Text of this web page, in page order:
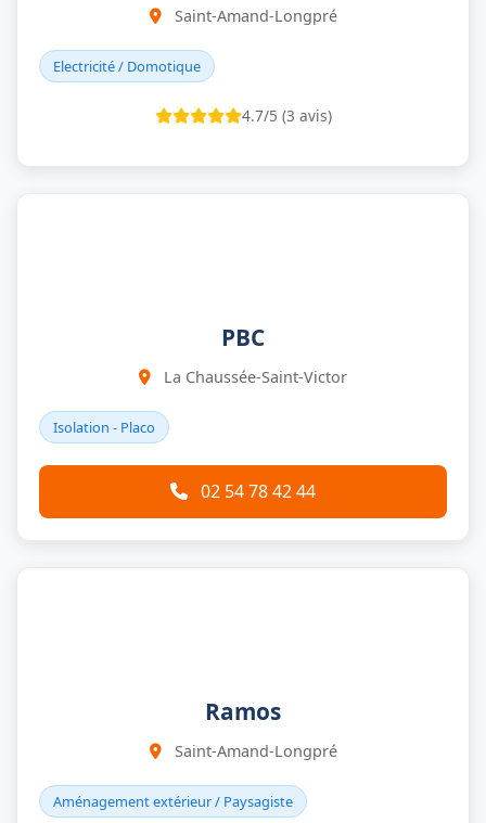
Saint-Amand-Longpré
Electricité / Domotique
4.7/5 (3 avis)
PBC
La Chaussée-Saint-Victor
Isolation - Placo
02 54 78 42 44
Ramos
Saint-Amand-Longpré
Aménagement extérieur / Paysagiste